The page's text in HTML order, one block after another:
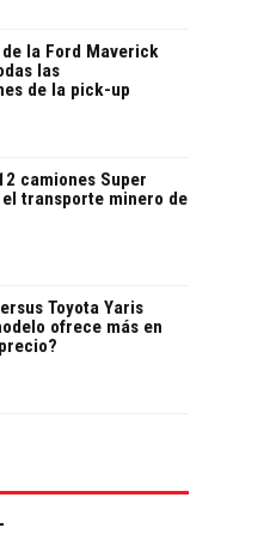
la Ford Maverick
las
de la pick-up
camiones Super
el transporte minero de
Toyota Yaris
ofrece más en